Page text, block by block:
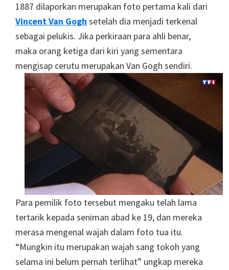
1887 dilaporkan merupakan foto pertama kali dari
Vincent Van Gogh setelah dia menjadi terkenal
sebagai pelukis. Jika perkiraan para ahli benar,
maka orang ketiga dari kiri yang sementara
mengisap cerutu merupakan Van Gogh sendiri.
Para pemilik foto tersebut mengaku telah lama
tertarik kepada seniman abad ke 19, dan mereka
merasa mengenal wajah dalam foto tua itu.
“Mungkin itu merupakan wajah sang tokoh yang
selama ini belum pernah terlihat” ungkap mereka